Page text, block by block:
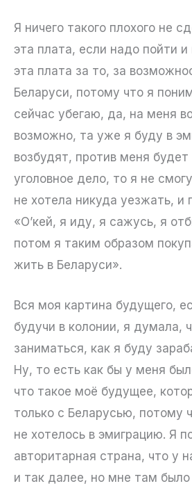
Я ничего такого плохого не
эта плата, если надо пойти
эта плата за то, за
Беларуси, потому что я
сейчас убегаю, да, на меня
возможно, та уже я буду в
возбудят, против меня
уголовное дело, то я не
не хотела никуда уезжать,
«О’кей, я иду, я сажусь, я
потом я таким образом
жить в Беларуси».
Вся моя картина будущего,
будучи в колонии, я думала,
заниматься, как я буду
Ну, то есть как бы у меня
что такое моё будущее,
только с Беларусью, потому
не хотелось в эмиграцию. Я
авторитарная страна, что у
и так далее, но мне там